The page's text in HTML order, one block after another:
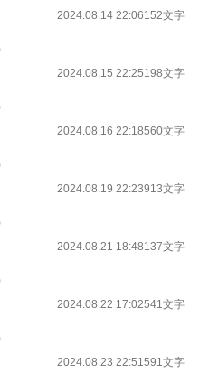
2024.08.14 22:06152文字
2024.08.15 22:25198文字
2024.08.16 22:18560文字
2024.08.19 22:23913文字
2024.08.21 18:48137文字
2024.08.22 17:02541文字
2024.08.23 22:51591文字